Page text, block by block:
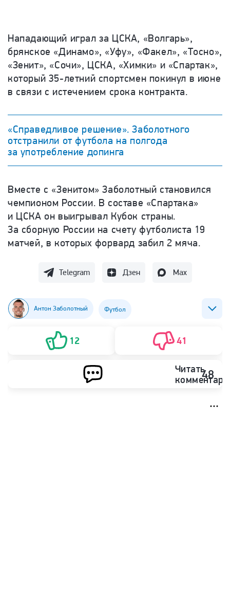
Нападающий играл за ЦСКА, «Волгарь»,
брянское «Динамо», «Уфу», «Факел», «Тосно»,
«Зенит», «Сочи», ЦСКА, «Химки» и «Спартак»,
который 35-летний спортсмен покинул в июне
в связи с истечением срока контракта.
«Справедливое решение». Заболотного
отстранили от футбола на полгода
за употребление допинга
Вместе с «Зенитом» Заболотный становился
чемпионом России. В составе «Спартака»
и ЦСКА он выигрывал Кубок страны.
За сборную России на счету футболиста 19
матчей, в которых форвард забил 2 мяча.
Telegram Дзен Max
Антон Заболотный Футбол
ФК СКА (Ростов-на-Дону)
12 41
Читать48